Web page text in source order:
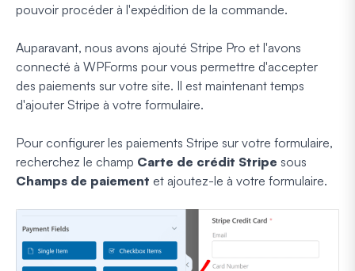
pouvoir procéder à l'expédition de la commande.
Auparavant, nous avons ajouté Stripe Pro et l'avons
connecté à WPForms pour vous permettre d'accepter
des paiements sur votre site. Il est maintenant temps
d'ajouter Stripe à votre formulaire.
Pour configurer les paiements Stripe sur votre formulaire,
recherchez le champ Carte de crédit Stripe sous
Champs de paiement et ajoutez-le à votre formulaire.